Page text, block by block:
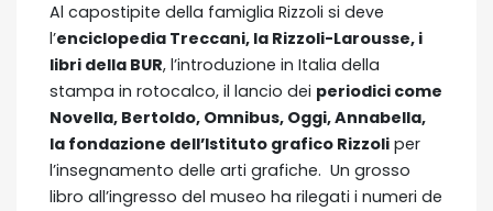
Al capostipite della famiglia Rizzoli si deve
l’enciclopedia Treccani, la Rizzoli-Larousse, i
libri della BUR, l’introduzione in Italia della
stampa in rotocalco, il lancio dei periodici come
Novella, Bertoldo, Omnibus, Oggi, Annabella,
la fondazione dell’Istituto grafico Rizzoli per
l’insegnamento delle arti grafiche. Un grosso
libro all’ingresso del museo ha rilegati i numeri de